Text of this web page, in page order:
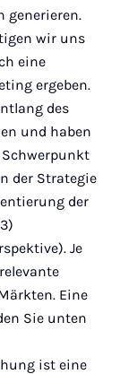
generieren.
wir uns
eine
ergeben.
des
und haben
Schwerpunkt
der Strategie
der
Je
Eine
Sie unten
ist eine